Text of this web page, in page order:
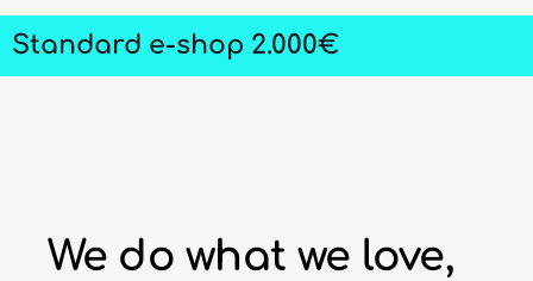
Standard e-shop 2.000€
We do what we love,